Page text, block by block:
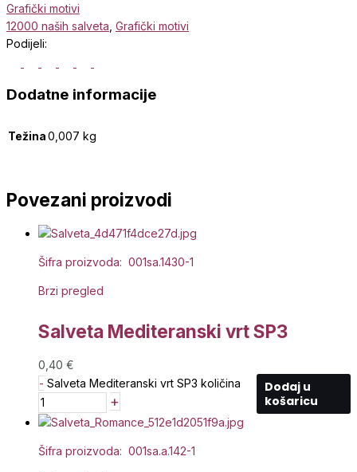
Grafički motivi
12000 naših salveta Grafički motivi
Podijeli:
Dodatne informacije
Težina0,007 kg
Povezani proizvodi
Šifra proizvoda: 001sa.1430-1
Brzi pregled
Salveta Mediteranski vrt SP3
0,40 €
- Salveta Mediteranski vrt SP3 količina
+
Dodaj u
košaricu
Šifra proizvoda: 001sa.a.142-1